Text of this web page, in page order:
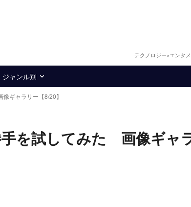
テクノロジー×エンタ
ジャンル別
像ギャラリー【8/20】
を試してみた 画像ギャ